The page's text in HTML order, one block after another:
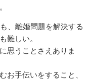
、離婚問題を解決する
難しい。
思うことさえありま
お手伝いをすること、